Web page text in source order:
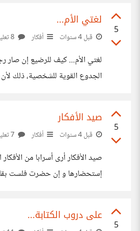
5
لغتي الأم...
قبل 4 سنوات أفكار
لغتي الأم... كيف للرضيع إن صار
الجدوع القوية للشخصية، ذلك
5
صيد الأفكار
قبل 4 سنوات أفكار
صيد الأفكار أرى أسرابا من
إستحضارها و إن حضرت فلست
5
على دروب الكتابة...